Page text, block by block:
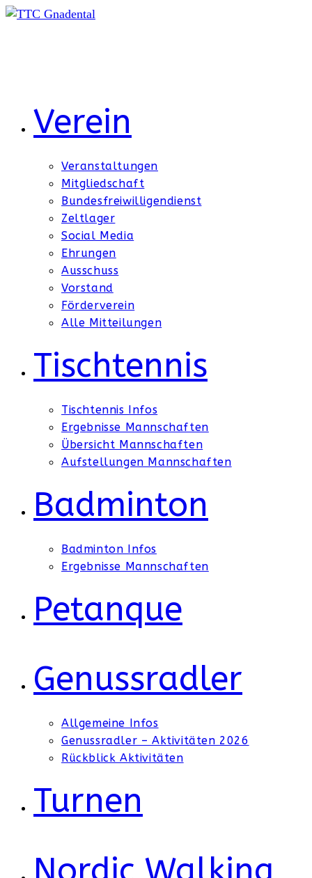
Zum
Verein
Veranstaltungen
Mitgliedschaft
Bundesfreiwilligendienst
Zeltlager
Social Media
Ehrungen
Ausschuss
Vorstand
Förderverein
Alle Mitteilungen
Tischtennis
Tischtennis Infos
Ergebnisse Mannschaften
Übersicht Mannschaften
Aufstellungen Mannschaften
Badminton
Badminton Infos
Ergebnisse Mannschaften
Petanque
Genussradler
Allgemeine Infos
Genussradler – Aktivitäten 2026
Rückblick Aktivitäten
Turnen